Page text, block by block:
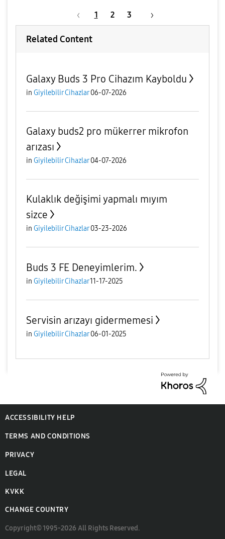
1 2 3
Related Content
Galaxy Buds 3 Pro Cihazım Kayboldu
in Giyilebilir Cihazlar 06-07-2026
Galaxy buds2 pro mükerrer mikrofon
arızası
in Giyilebilir Cihazlar 04-07-2026
Kulaklık değişimi yapmalı mıyım
sizce
in Giyilebilir Cihazlar 03-23-2026
Buds 3 FE Deneyimlerim.
in Giyilebilir Cihazlar11-17-2025
Servisin arızayı gidermemesi
in Giyilebilir Cihazlar 06-01-2025
ACCESSIBILITY HELP
TERMS AND CONDITIONS
PRIVACY
LEGAL
KVKK
CHANGE COUNTRY
Copyright© 1995-2026 All Rights Reserved.